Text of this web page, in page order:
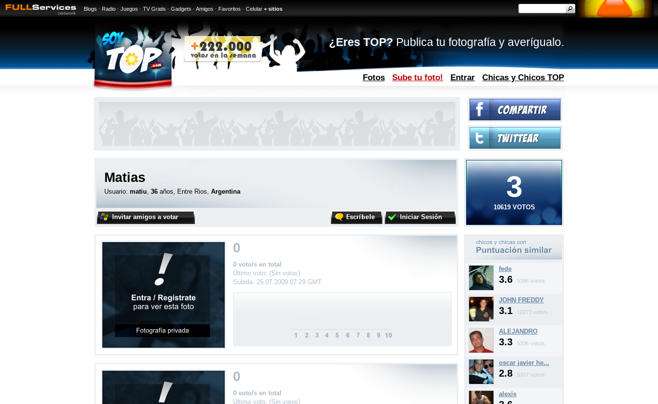
Blogs · Radio · Juegos · TV Gratis · Gadgets · Amigos · Favoritos · Celular + sitios
¿Eres TOP?Publica tu fotografía y averígualo.
Fotos Sube tu foto! Entrar Chicas y Chicos TOP
3
10619 VOTOS
Matias
Usuario: matiu, 36 años, Entre Rios, Argentina
Iniciar Sesión
Invitar amigos a votar
fede
3.6 5396 voto/s
JOHN FREDDY
3.1 10273 voto/s
ALEJANDRO
3.3 5336 voto/s
oscar javier he...
2.8 5337 voto/s
alexis
0
0 voto/s en total
Último voto: (Sin votos)
Subida: 25.07.2009 07:29 GMT
0
0 voto/s en total
Último voto: (Sin votos)